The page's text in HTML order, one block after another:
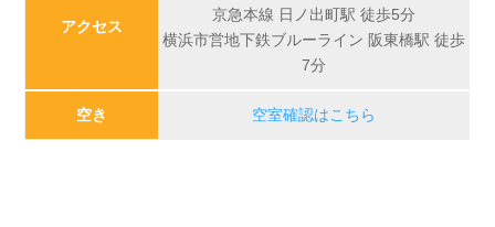
アクセス
京急本線 日ノ出町駅 徒歩5分
横浜市営地下鉄ブルーライン 阪東橋駅 徒歩
7分
空き 空室確認はこちら